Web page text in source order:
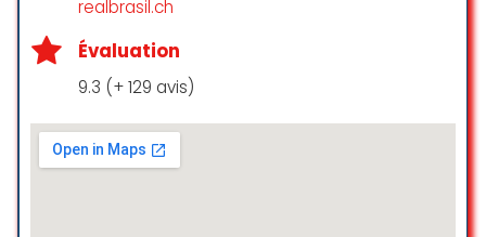
!
Bureau de change exceptionnel et
je confirme qu’il s’agit du meilleur
taux à Genève. J’ai toujours un
grand plaisir à y retourner car les
deux messieurs au comptoir sont
realbrasil.ch
Évaluation
9.3 (+ 129 avis)